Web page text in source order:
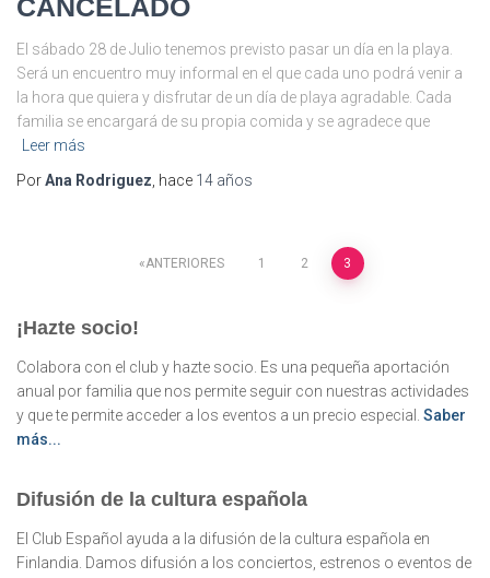
CANCELADO
El sábado 28 de Julio tenemos previsto pasar un día en la playa.
Será un encuentro muy informal en el que cada uno podrá venir a
la hora que quiera y disfrutar de un día de playa agradable. Cada
familia se encargará de su propia comida y se agradece que
Leer más
PorAna Rodriguez , hace 14 años
Paginación
de
entradas
ANTERIORES 1 2 3
¡Hazte socio!
Colabora con el club y hazte socio. Es una pequeña aportación
anual por familia que nos permite seguir con nuestras actividades
y que te permite acceder a los eventos a un precio especial. Saber
más...
Difusión de la cultura española
El Club Español ayuda a la difusión de la cultura española en
Finlandia. Damos difusión a los conciertos, estrenos o eventos de